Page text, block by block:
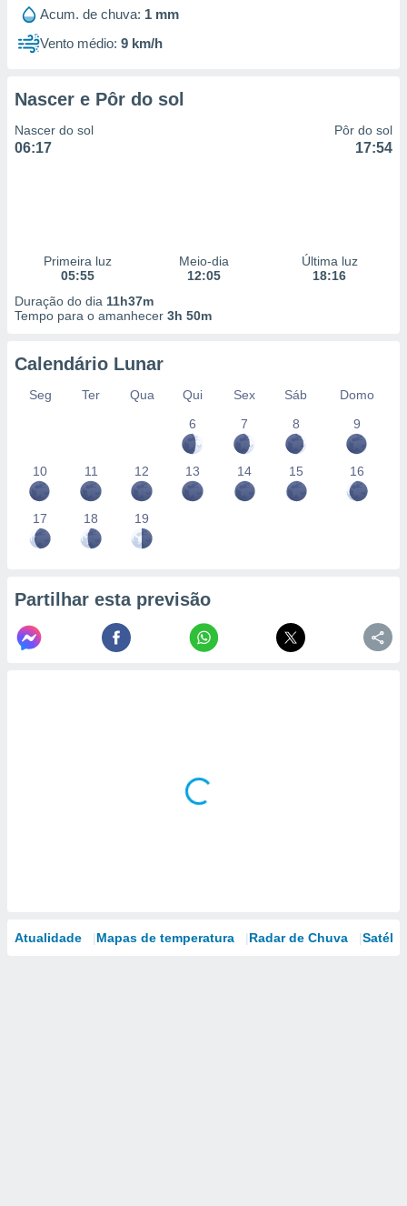
utilizar
criar
ou
de dados
e melhorar
dados
através
estudos
de
Acum. de chuva: 1 mm
Vento médio: 9 km/h
Nascer e Pôr do sol
Nascer do sol
06:17
Pôr do sol
17:54
Primeira luz
05:55
Meio-dia
12:05
Última luz
18:16
Duração do dia 11h37m
Tempo para o amanhecer 3h 50m
Calendário Lunar
Seg Ter Qua Qui Sex Sáb
Domo
6
7 8 9
10 11 12 13 14 15 16
17 18 19
Partilhar esta previsão
Atualidade Mapas de temperatura Radar de Chuva